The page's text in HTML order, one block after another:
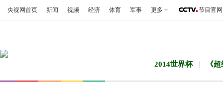
央视网首页 新闻 视频 经济 体育 军事 更多 节目官网
2014世界杯 《